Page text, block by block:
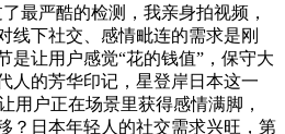
最严酷的检测，我亲身拍视频，
线下社交、感情毗连的需求是刚
是让用户感觉“花的钱值”，保守大
人的芳华印记，星登岸日本这一
用户正在场景里获得感情满脚，
？日本年轻人的社交需求兴旺，第